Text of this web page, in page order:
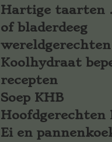
Hartige taarten
of bladerdeeg
wereldgerechten
Koolhydraat
recepten
Soep KHB
Hoofdgerechten
Ei en